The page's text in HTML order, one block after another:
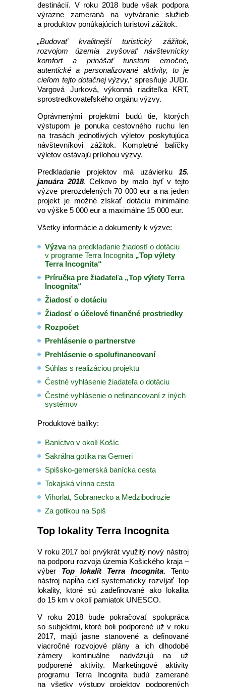
destinácií. V roku 2018 bude však podpora
výrazne zameraná na vytváranie služieb
a produktov ponúkajúcich turistovi zážitok.
„Budovať kvalitnejší turistický zážitok,
rozvojom územia zvyšovať návštevnícky
komfort a prinášať turistom emočné,
autentické a personalizované aktivity, to je
cieľom tejto dotačnej výzvy,“spresňuje JUDr.
Vargová Jurková, výkonná riaditeľka KRT,
sprostredkovateľského orgánu výzvy.
Oprávnenými projektmi budú tie, ktorých
výstupom je ponuka cestovného ruchu len
na trasách jednotlivých výletov poskytujúca
návštevníkovi zážitok. Kompletné balíčky
výletov ostávajú prílohou výzvy.
Predkladanie projektov má uzávierku 15.
januára 2018. Celkovo by malo byť v tejto
výzve prerozdelených 70 000 eur a na jeden
projekt je možné získať dotáciu minimálne
vo výške 5 000 eur a maximálne 15 000 eur.
Všetky informácie a dokumenty k výzve:
Výzva na predkladanie žiadostí o dotáciu
v programe Terra Incognita „Top výlety
Terra Incognita“
Príručka pre žiadateľa „Top výlety Terra
Incognita“
Žiadosť o dotáciu
Žiadosť o účelové finančné prostriedky
Rozpočet
Prehlásenie o partnerstve
Prehlásenie o spolufinancovaní
Súhlas s realizáciou projektu
Čestné vyhlásenie žiadateľa o dotáciu
Čestné vyhlásenie o nefinancovaní z iných
systémov
Produktové balíky:
Baníctvo v okolí Košíc
Sakrálna gotika na Gemeri
Spišsko-gemerská banícka cesta
Tokajská vínna cesta
Vihorlat, Sobranecko a Medzibodrozie
Za gotikou na Spiš
Top lokality Terra Incognita
V roku 2017 bol prvýkrát využitý nový nástroj
na podporu rozvoja územia Košického kraja –
výber Top lokalít Terra Incognita. Tento
nástroj napĺňa cieľ systematicky rozvíjať Top
lokality, ktoré sú zadefinované ako lokalita
do 15 km v okolí pamiatok UNESCO.
V roku 2018 bude pokračovať spolupráca
so subjektmi, ktoré boli podporené už v roku
2017, majú jasne stanovené a definované
viacročné rozvojové plány a ich dlhodobé
zámery kontinuálne nadväzujú na už
podporené aktivity. Marketingové aktivity
programu Terra Incognita budú zamerané
na všetky výstupy projektov podporených